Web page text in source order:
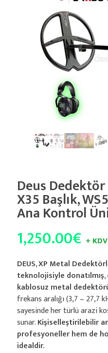
Deus
X35 Başlık,
Ana Kontrol
1,250.00€ + KDV
DEUS, XP Metal
teknolojisiyle
kablosuz metal
frekans aralığı (3,7 – 27,7
sayesinde her türlü arazi
sunar.Kişiselleştirilebilir
profesyoneller hem de
idealdir.